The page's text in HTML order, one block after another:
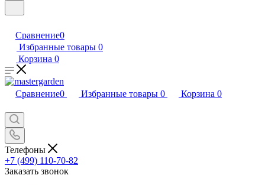
Сравнение0
Избранные товары 0
Корзина 0
Сравнение0 Избранные товары 0 Корзина 0
Телефоны
+7 (499) 110-70-82
Заказать звонок